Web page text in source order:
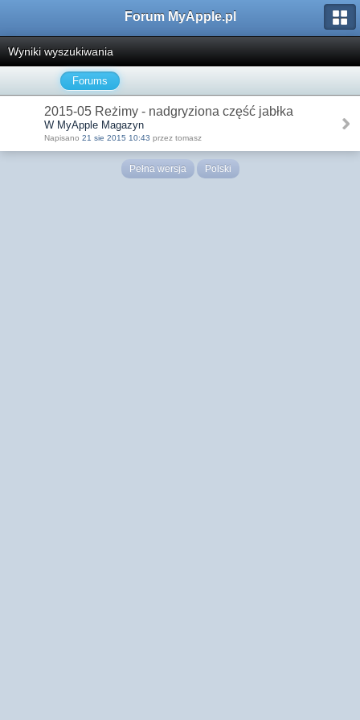
Forum MyApple.pl
Wyniki wyszukiwania
Forums
2015-05 Reżimy - nadgryziona część jabłka
W MyApple Magazyn
Napisano 21 sie 2015 10:43 przez tomasz
Pełna wersja Polski